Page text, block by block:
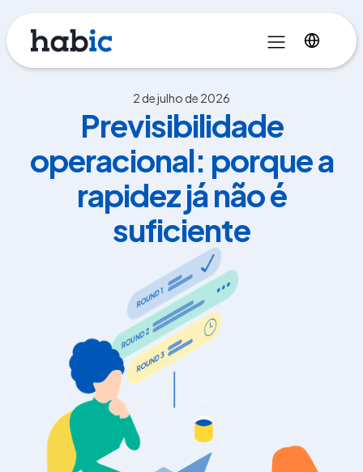
2 de julho de 2026
Previsibilidade
operacional: porque a
rapidez já não é
suficiente